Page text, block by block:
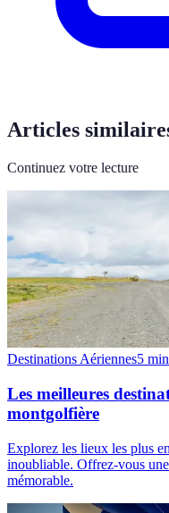
Articles
Continuez votre lecture
Destinations Aériennes5 min
Les meilleures
montgolfière
Explorez les lieux les plus
inoubliable. Offrez-vous
mémorable.